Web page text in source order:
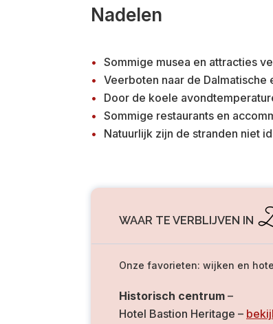
Nadelen
Sommige musea en attracties
Veerboten naar de
Door de koele
Sommige restaurants en
Natuurlijk zijn de stranden niet
WAAR TE VERBLIJVEN IN
Onze favorieten: wijken en
Historisch centrum –
Hotel Bastion Heritage –